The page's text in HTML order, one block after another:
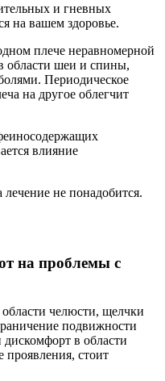
и гневных
на вашем здоровье.
плече неравномерной
области шеи и спины,
Периодическое
на другое облегчит
влияние
лечение не понадобится.
на проблемы с
челюсти, щелчки
подвижности
в области
стоит